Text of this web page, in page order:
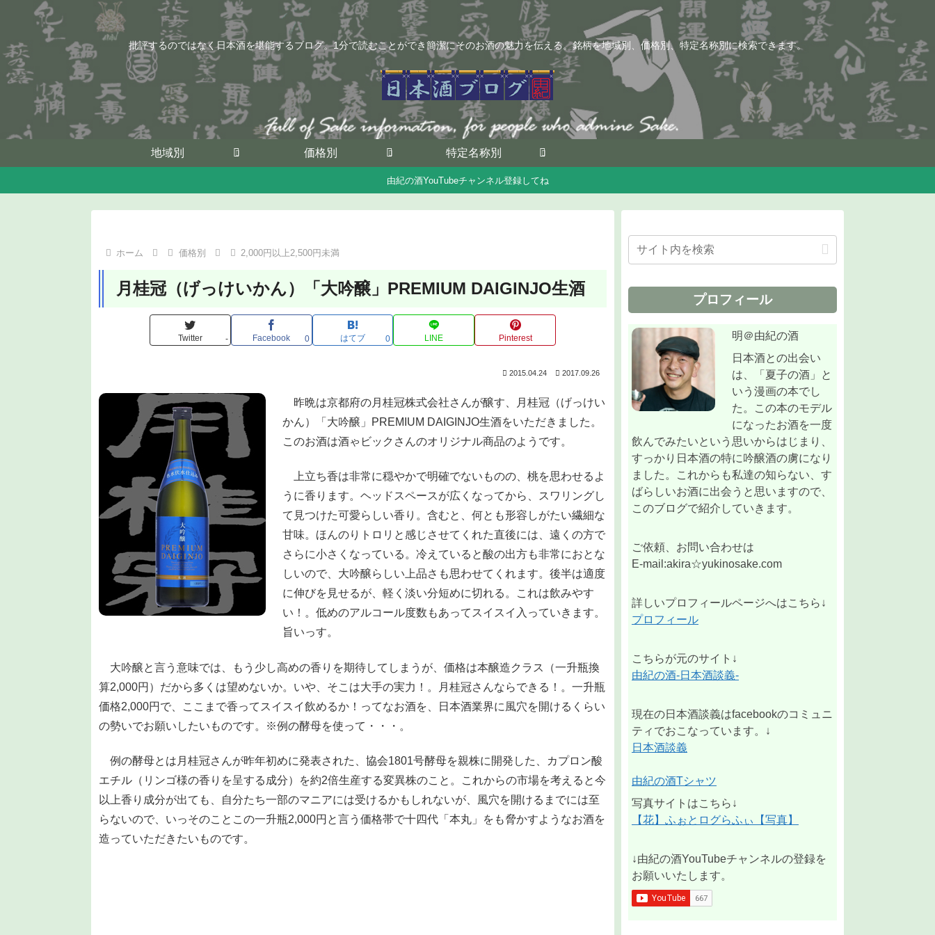
批評するのではなく日本酒を堪能するブログ。1分で読むことができ簡潔にそのお酒の魅力を伝える。銘柄を地域別、価格別、特定名称別に検索できます。
地域別 価格別 特定名称別
由紀の酒YouTubeチャンネル登録してね
ホーム 価格別 2,000円以上2,500円未満
月桂冠（げっけいかん）「大吟醸」PREMIUM DAIGINJO生酒
Twitter - Facebook 0 はてブ 0 LINE Pinterest
2015.04.24 2017.09.26
昨晩は京都府の月桂冠株式会社さんが醸す、月桂冠（げっけい
かん）「大吟醸」PREMIUM DAIGINJO生酒をいただきました。
このお酒は酒ゃビックさんのオリジナル商品のようです。
上立ち香は非常に穏やかで明確でないものの、桃を思わせるよ
うに香ります。ヘッドスペースが広くなってから、スワリングし
て見つけた可愛らしい香り。含むと、何とも形容しがたい繊細な
甘味。ほんのりトロリと感じさせてくれた直後には、遠くの方で
さらに小さくなっている。冷えていると酸の出方も非常におとな
しいので、大吟醸らしい上品さも思わせてくれます。後半は適度
に伸びを見せるが、軽く淡い分短めに切れる。これは飲みやす
い！。低めのアルコール度数もあってスイスイ入っていきます。
旨いっす。
大吟醸と言う意味では、もう少し高めの香りを期待してしまうが、価格は本醸造クラス（一升瓶換
算2,000円）だから多くは望めないか。いや、そこは大手の実力！。月桂冠さんならできる！。一升瓶
価格2,000円で、ここまで香ってスイスイ飲めるか！ってなお酒を、日本酒業界に風穴を開けるくらい
の勢いでお願いしたいものです。※例の酵母を使って・・・。
例の酵母とは月桂冠さんが昨年初めに発表された、協会1801号酵母を親株に開発した、カプロン酸
エチル（リンゴ様の香りを呈する成分）を約2倍生産する変異株のこと。これからの市場を考えると今
以上香り成分が出ても、自分たち一部のマニアには受けるかもしれないが、風穴を開けるまでには至
らないので、いっそのことこの一升瓶2,000円と言う価格帯で十四代「本丸」をも脅かすようなお酒を
造っていただきたいものです。
プロフィール
明＠由紀の酒
日本酒との出会い
は、「夏子の酒」と
いう漫画の本でし
た。この本のモデル
になったお酒を一度
飲んでみたいという思いからはじまり、
すっかり日本酒の特に吟醸酒の虜になり
ました。これからも私達の知らない、す
ばらしいお酒に出会うと思いますので、
このブログで紹介していきます。
ご依頼、お問い合わせは
E-mail:akira☆yukinosake.com
詳しいプロフィールページへはこちら↓
プロフィール
こちらが元のサイト↓
由紀の酒-日本酒談義-
現在の日本酒談義はfacebookのコミュニ
ティでおこなっています。↓
日本酒談義
由紀の酒Tシャツ
写真サイトはこちら↓
【花】ふぉとログらふぃ【写真】
↓由紀の酒YouTubeチャンネルの登録を
お願いいたします。